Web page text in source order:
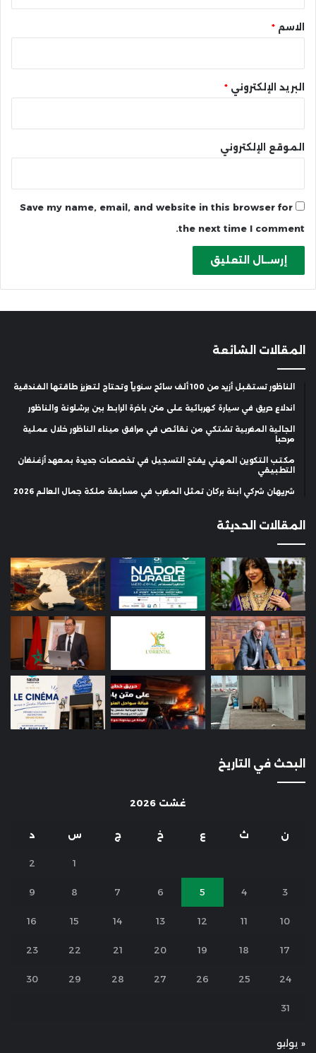
* الاسم *
البريد الإلكتروني *
الموقع الإلكتروني
Save my name, email, and website in this browser for
the next time I comment.
المقالات الشائعة
الناظور تستقبل أزيد من 100 ألف سائح سنوياً وتحتاج لتعزيز طاقتها الفندقية
اندلاع حريق في سيارة كهربائية على متن باخرة الرابط بين برشلونة والناظور
الجالية المغربية تشتكي من نقائص في مرافق ميناء الناظور خلال عملية
مرحبا
مكتب التكوين المهني يفتح التسجيل في تخصصات جديدة بمعهد أزغنغان
التطبيقي
شريهان شركي ابنة بركان تمثل المغرب في مسابقة ملكة جمال العالم 2026
المقالات الحديثة
البحث في التاريخ
غشت 2026
ن ث ع خ ج س د
1
2
3
4
5
6
7
8
9
10
11
12
13
14
15
16
17
18
19
20
21
22
23
24
25
26
27
28
29
30
31
« يوليو